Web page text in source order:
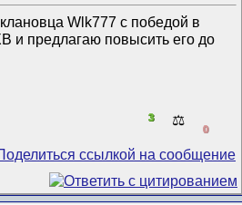
Wlk777 с победой в
и предлагаю повысить его до
3 ⚖️
0